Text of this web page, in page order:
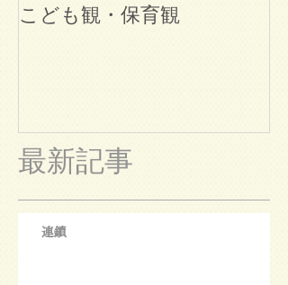
こども観・保育観
最新記事
連鎖